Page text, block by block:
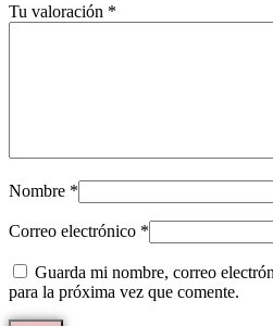
Tu valoración *
Nombre *
Correo electrónico *
Guarda mi nombre, correo
para la próxima vez que comente.